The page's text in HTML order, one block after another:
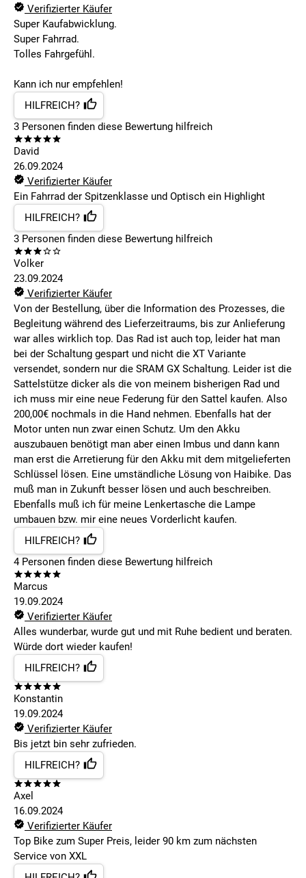
Verifizierter Käufer
Super Kaufabwicklung.
Super Fahrrad.
Tolles Fahrgefühl.
Kann ich nur empfehlen!
HILFREICH?
3 Personen finden diese Bewertung hilfreich
David
26.09.2024
Verifizierter Käufer
Ein Fahrrad der Spitzenklasse und Optisch ein Highlight
HILFREICH?
3 Personen finden diese Bewertung hilfreich
Volker
23.09.2024
Verifizierter Käufer
Von der Bestellung, über die Information des Prozesses, die
Begleitung während des Lieferzeitraums, bis zur Anlieferung
war alles wirklich top. Das Rad ist auch top, leider hat man
bei der Schaltung gespart und nicht die XT Variante
versendet, sondern nur die SRAM GX Schaltung. Leider ist die
Sattelstütze dicker als die von meinem bisherigen Rad und
ich muss mir eine neue Federung für den Sattel kaufen. Also
200,00€ nochmals in die Hand nehmen. Ebenfalls hat der
Motor unten nun zwar einen Schutz. Um den Akku
auszubauen benötigt man aber einen Imbus und dann kann
man erst die Arretierung für den Akku mit dem mitgelieferten
Schlüssel lösen. Eine umständliche Lösung von Haibike. Das
muß man in Zukunft besser lösen und auch beschreiben.
Ebenfalls muß ich für meine Lenkertasche die Lampe
umbauen bzw. mir eine neues Vorderlicht kaufen.
HILFREICH?
4Personen finden diese Bewertung hilfreich
Marcus
19.09.2024
Verifizierter Käufer
Alles wunderbar, wurde gut und mit Ruhe bedient und beraten.
Würde dort wieder kaufen!
HILFREICH?
Konstantin
19.09.2024
Verifizierter Käufer
Bis jetzt bin sehr zufrieden.
HILFREICH?
Axel
16.09.2024
Verifizierter Käufer
Top Bike zum Super Preis, leider 90 km zum nächsten
Service von XXL